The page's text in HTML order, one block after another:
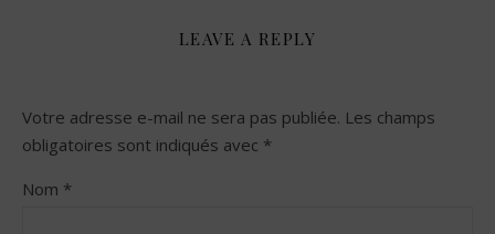
LEAVE A REPLY
Votre adresse e-mail ne sera pas publiée. Les champs
obligatoires sont indiqués avec *
Nom *